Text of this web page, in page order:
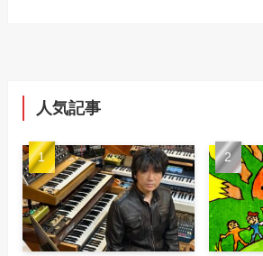
人気記事